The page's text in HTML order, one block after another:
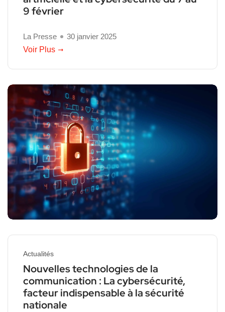
9 février
La Presse
30 janvier 2025
Voir Plus
Actualités
Nouvelles technologies de la
communication : La cybersécurité,
facteur indispensable à la sécurité
nationale